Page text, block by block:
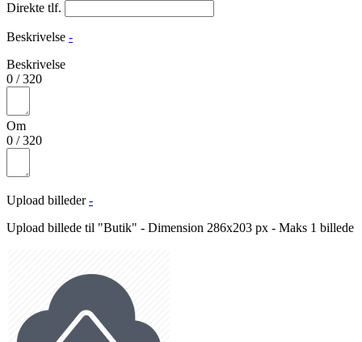
Direkte tlf.
Beskrivelse -
Beskrivelse
0 /320
Om
0 /320
Upload billeder -
Upload billede til "Butik" - Dimension 286x203 px - Maks 1 billede